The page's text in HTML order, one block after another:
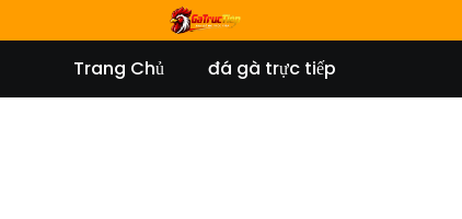
Trang Chủ đá gà trực tiếp